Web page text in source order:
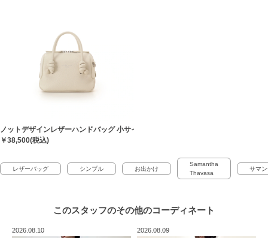
ノットデザインレザーハンドバッグ 小サイズ
￥38,500(税込)
レザーバッグ シンプル お出かけ
Samantha
Thavasa
サマ
このスタッフのその他のコーディネート
2026.08.10 2026.08.09